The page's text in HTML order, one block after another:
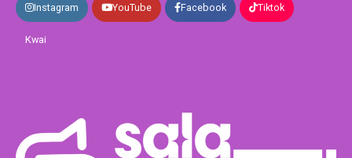
Instagram YouTube Facebook Tiktok
Kwai